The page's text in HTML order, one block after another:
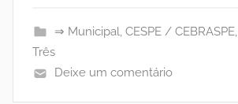
⇒ Municipal, CESPE / CEBRASPE,
Três
Deixe um comentário